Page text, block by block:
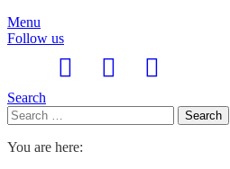
Menu
Follow us
Search
Search
for:
Search
You are here: